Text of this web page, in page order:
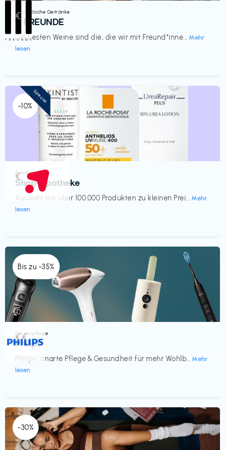
Alkoholische Getränke
III FREUNDE
Die besten Weine sind die, die wir mit Freund*inne... Mehr
lesen
€‎
-10%
Apotheke
Shop Apotheke
Auswahl mit über 100.000 Produkten zu kleinen Prei... Mehr
lesen
€‎
Special
Bis zu -35%
Körperpflege
Philips
Philips: smarte Pflege & Gesundheit für mehr Wohlb... Mehr
lesen
€€‎
-30%